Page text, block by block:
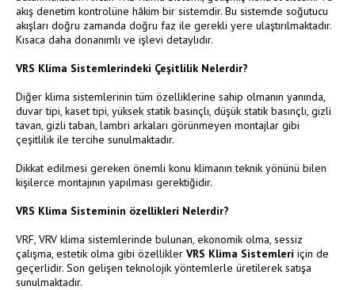
akış denetim kontrolüne hâkim bir sistemdir. Bu sistemde soğutucu
akışları doğru zamanda doğru faz ile gerekli yere ulaştırılmaktadır.
Kısaca daha donanımlı ve işlevi detaylıdır.
VRS Klima Sistemlerindeki Çeşitlilik Nelerdir?
Diğer klima sistemlerinin tüm özelliklerine sahip olmanın yanında,
duvar tipi, kaset tipi, yüksek statik basınçlı, düşük statik basınçlı, gizli
tavan, gizli taban, lambri arkaları görünmeyen montajlar gibi
çeşitlilik ile tercihe sunulmaktadır.
Dikkat edilmesi gereken önemli konu klimanın teknik yönünü bilen
kişilerce montajının yapılması gerektiğidir.
VRS Klima Sisteminin özellikleri Nelerdir?
VRF, VRV klima sistemlerinde bulunan, ekonomik olma, sessiz
çalışma, estetik olma gibi özellikler VRS Klima Sistemleri için de
geçerlidir. Son gelişen teknolojik yöntemlerle üretilerek satışa
sunulmaktadır.